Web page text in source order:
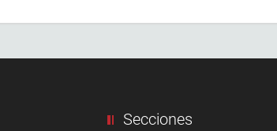
Secciones